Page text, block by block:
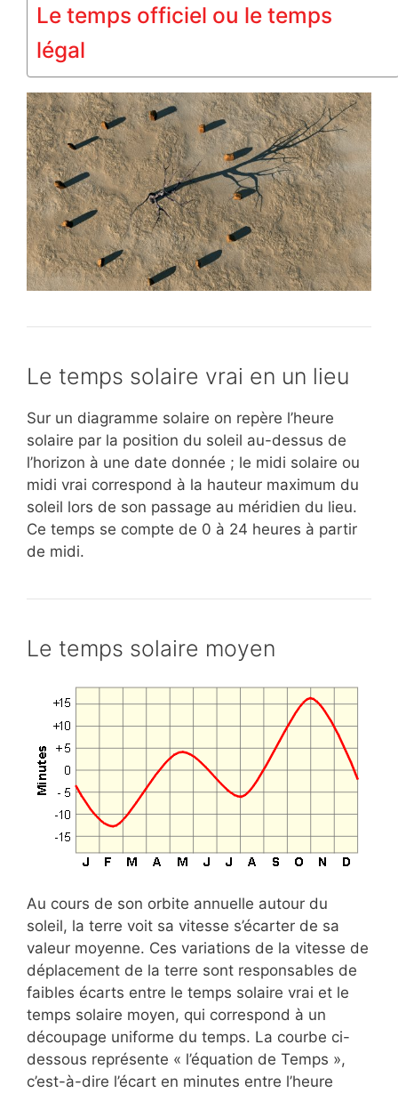
Le temps officiel ou le temps
légal
Le temps solaire vrai en un lieu
Sur un diagramme solaire on repère l’heure
solaire par la position du soleil au-dessus de
l’horizon à une date donnée ; le midi solaire ou
midi vrai correspond à la hauteur maximum du
soleil lors de son passage au méridien du lieu.
Ce temps se compte de 0 à 24 heures à partir
de midi.
Le temps solaire moyen
Au cours de son orbite annuelle autour du
soleil, la terre voit sa vitesse s’écarter de sa
valeur moyenne. Ces variations de la vitesse de
déplacement de la terre sont responsables de
faibles écarts entre le temps solaire vrai et le
temps solaire moyen, qui correspond à un
découpage uniforme du temps. La courbe ci-
dessous représente « l’équation de Temps »,
c’est-à-dire l’écart en minutes entre l’heure